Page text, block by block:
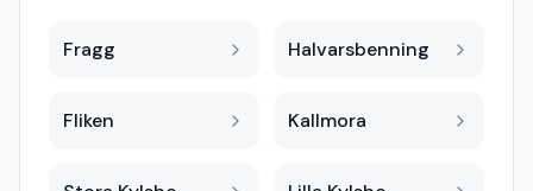
Fragg Halvarsbenning
Fliken Kallmora